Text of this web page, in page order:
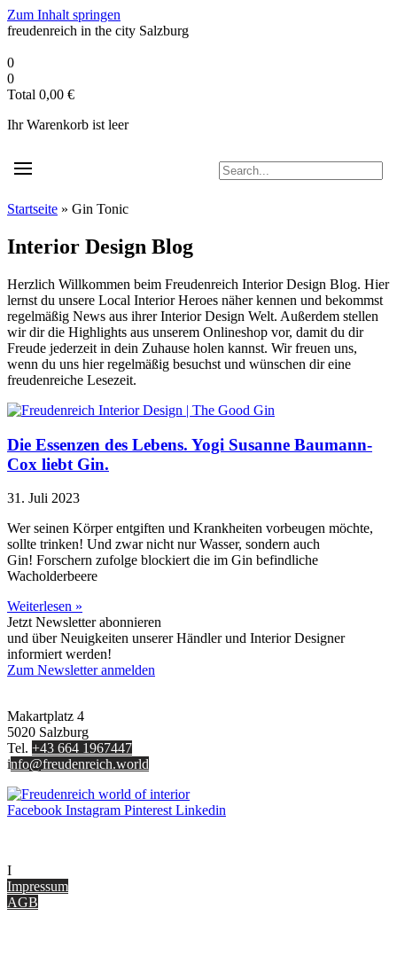
Zum Inhalt springen
freudenreich in the city Salzburg
0
0
Total 0,00 €
Ihr Warenkorb ist leer
Startseite » Gin Tonic
Interior Design Blog
Herzlich Willkommen beim Freudenreich Interior Design Blog. Hier
lernst du unsere Local Interior Heroes näher kennen und bekommst
regelmäßig News aus ihrer Interior Design Welt. Außerdem stellen
wir dir die Highlights aus unserem Onlineshop vor, damit du dir
Freude jederzeit in dein Zuhause holen kannst. Wir freuen uns,
wenn du uns hier regelmäßig besuchst und wünschen dir eine
freudenreiche Lesezeit.
Die Essenzen des Lebens. Yogi Susanne Baumann-
Cox liebt Gin.
31. Juli 2023
Wer seinen Körper entgiften und Krankheiten vorbeugen möchte,
sollte trinken! Und zwar nicht nur Wasser, sondern auch
Gin! Forschern zufolge blockiert die im Gin befindliche
Wacholderbeere
Weiterlesen »
Jetzt Newsletter abonnieren
und über Neuigkeiten unserer Händler und Interior Designer
informiert werden!
Zum Newsletter anmelden
Makartplatz 4
5020 Salzburg
Tel. +43 664 1967447
info@freudenreich.world
Facebook Instagram Pinterest Linkedin
I
Impressum
AGB